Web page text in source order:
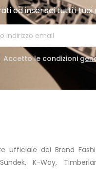
ed inserisci tutti i
Accetto le condizioni
ufficiale dei Brand
K-Way,